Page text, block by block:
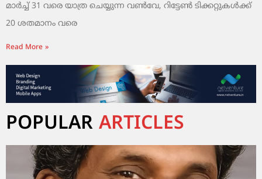
മാർച്ച് 31 വരെ യാത്ര ചെയ്യുന്ന വൺവേ, റിട്ടേൺ ടിക്കറ്റുകൾക്ക്
20 ശതമാനം വരെ
Read More »
POPULAR ARTICLES